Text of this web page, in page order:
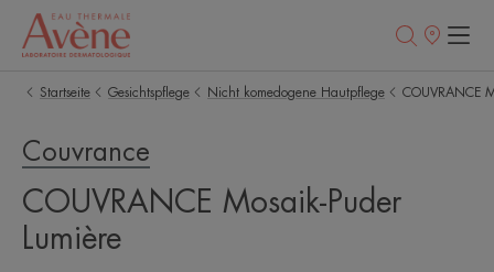
Startseite Gesichtspflege Nicht komedogene Hautpflege COUVRANCE
Couvrance
COUVRANCE Mosaik-Puder
Lumière